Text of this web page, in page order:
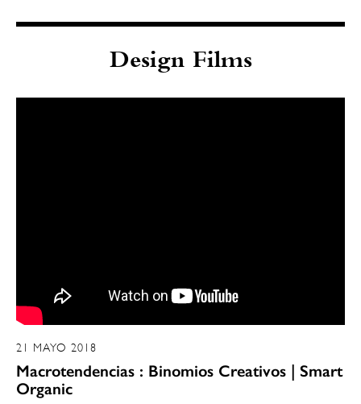
Design Films
21 MAYO 2018
Macrotendencias : Binomios Creativos | Smart
Organic